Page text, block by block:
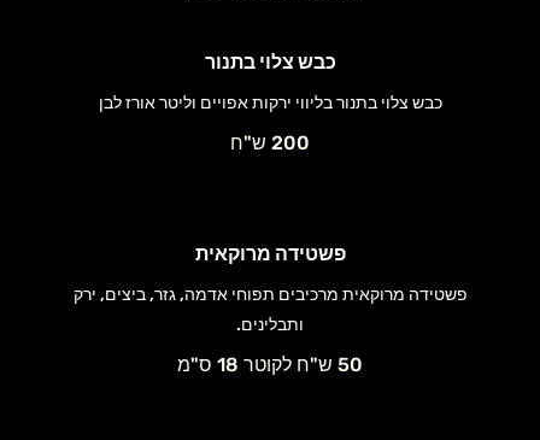
כבש צלוי בתנור
כבש צלוי בתנור בליווי ירקות אפויים וליטר אורז לבן
200 ש"ח
פשטידה מרוקאית
פשטידה מרוקאית מרכיבים תפוחי אדמה, גזר, ביצים, ירק
ותבלינים.
50 ש"ח לקוטר 18 ס"מ